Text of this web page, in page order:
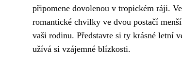
připomene dovolenou v tropickém ráji.
romantické chvilky ve dvou postačí
vaši rodinu. Představte si ty krásné letní
užívá si vzájemné blízkosti.